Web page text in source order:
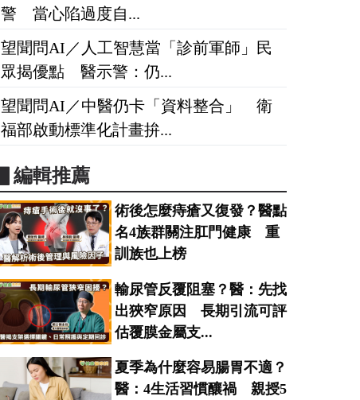
警 當心陷過度自...
望聞問AI／人工智慧當「診前軍師」民
眾揭優點 醫示警：仍...
望聞問AI／中醫仍卡「資料整合」 衛
福部啟動標準化計畫拚...
▋編輯推薦
術後怎麼痔瘡又復發？醫點
名4族群關注肛門健康 重
訓族也上榜
輸尿管反覆阻塞？醫：先找
出狹窄原因 長期引流可評
估覆膜金屬支...
夏季為什麼容易腸胃不適？
醫：4生活習慣釀禍 親授5